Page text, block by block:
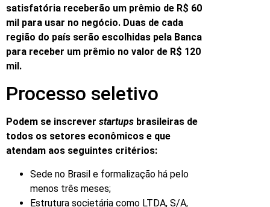
satisfatória receberão um prêmio de R$ 60
mil para usar no negócio. Duas de cada
região do país serão escolhidas pela Banca
para receber um prêmio no valor de R$ 120
mil.
Processo seletivo
Podem se inscrever startups brasileiras de
todos os setores econômicos e que
atendam aos seguintes critérios:
Sede no Brasil e formalização há pelo
menos três meses;
Estrutura societária como LTDA, S/A,